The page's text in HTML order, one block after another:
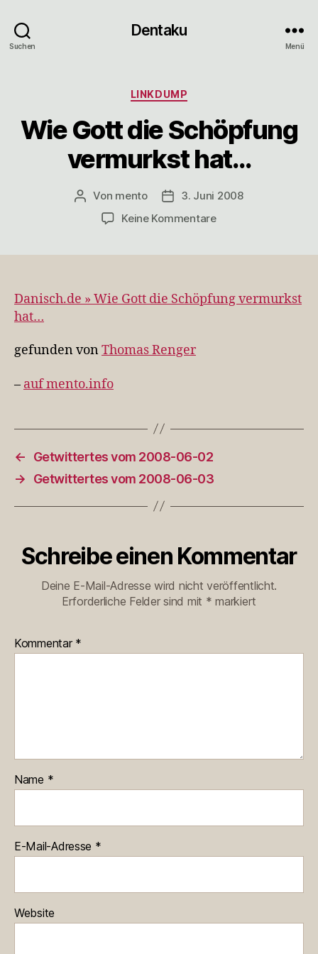
Suchen
Dentaku
Menü
Kategorien
LINKDUMP
Wie Gott die Schöpfung
vermurkst hat…
Beitragsautor
Von mento Veröffentlichungsdatum
3. Juni 2008
Keine Kommentarezu
vermurkst
Danisch.de » Wie Gott die Schöpfung vermurkst
hat…
gefunden von Thomas Renger
– auf mento.info
←
Getwittertes vom 2008-06-02
→
Getwittertes vom 2008-06-03
Schreibe einen Kommentar
Deine E-Mail-Adresse wird nicht veröffentlicht.
Erforderliche Felder sind mit * markiert
Kommentar *
Name *
E-Mail-Adresse *
Website